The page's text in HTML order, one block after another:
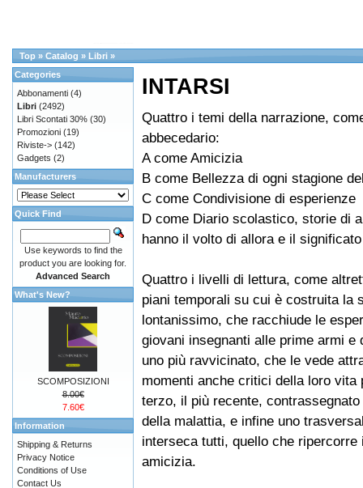
Top » Catalog » Libri »
INTARSI
Quattro i temi della narrazione,
abbecedario:
A come Amicizia
B come Bellezza di ogni stagione
C come Condivisione di esperienze
D come Diario scolastico, storie di
hanno il volto di allora e il
Quattro i livelli di lettura, come
piani temporali su cui è costruita la
lontanissimo, che racchiude le
giovani insegnanti alle prime armi e
uno più ravvicinato, che le vede
momenti anche critici della loro vita
terzo, il più recente,
della malattia, e infine uno
interseca tutti, quello che
amicizia.
Categories
Abbonamenti (4)
Libri (2492)
Libri Scontati 30% (30)
Promozioni (19)
Riviste-> (142)
Gadgets (2)
Manufacturers
Quick Find
Use keywords to find the
product you are looking for.
Advanced Search
What's New?
SCOMPOSIZIONI
8.00€
7.60€
Information
Shipping & Returns
Privacy Notice
Conditions of Use
Contact Us